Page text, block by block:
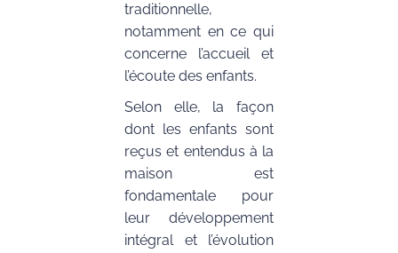
traditionnelle,
notamment en ce qui
concerne l’accueil et
l’écoute des enfants.
Selon elle, la façon
dont les enfants sont
reçus et entendus à la
maison est
fondamentale pour
leur développement
intégral et l’évolution